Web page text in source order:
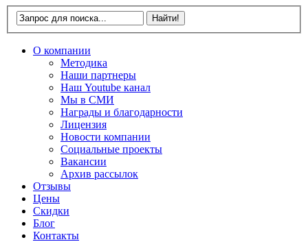
О компании
Методика
Наши партнеры
Наш Youtube канал
Мы в СМИ
Награды и благодарности
Лицензия
Новости компании
Социальные проекты
Вакансии
Архив рассылок
Отзывы
Цены
Скидки
Блог
Контакты